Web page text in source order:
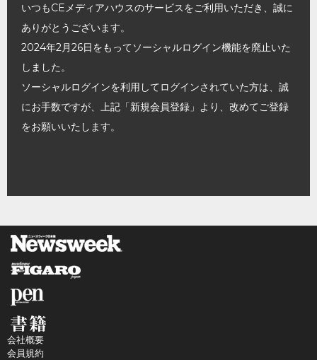
いつもCEメディアハウスのサービスをご利用いただき、誠に
ありがとうございます。
2024年2月26日をもってソーシャルログイン機能を廃止いた
しました。
ソーシャルログインを利用してログインされていた方は、誠
にお手数ですが、上記「新規会員登録」より、改めてご登録
をお願いいたします。
会社概要
会員規約